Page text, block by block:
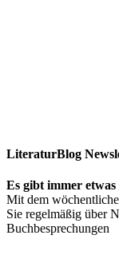
LiteraturBlog
Es gibt immer etwas
Mit dem
Sie regelmäßig über
Buchbesprechungen